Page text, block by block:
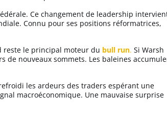
Ce changement de leadership
Connu pour ses positions réformatrices,
reste le principal moteur du bull run. Si Warsh
nouveaux sommets. Les baleines
les ardeurs des traders espérant une
macroéconomique. Une mauvaise surprise